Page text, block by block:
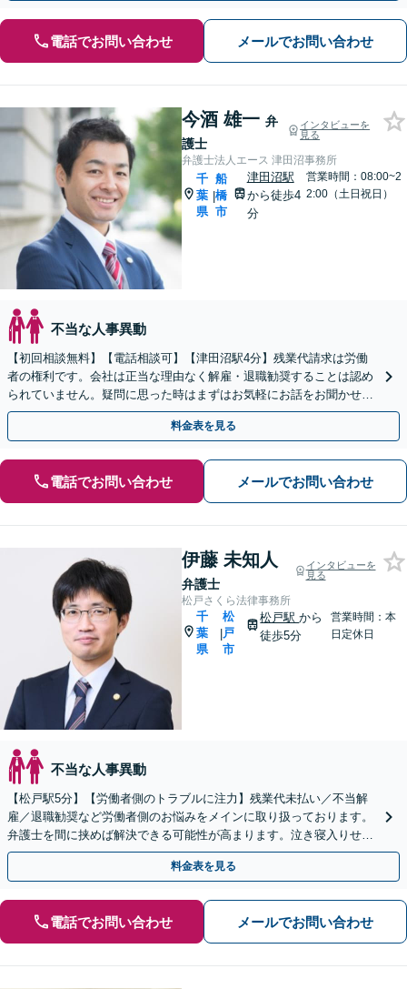
電話でお問い合わせ メールでお問い合わせ
今酒 雄一 弁
護士
インタビューを
見る
弁護士法人エース 津田沼事務所
千
葉
県
|
船
橋
市
津田沼駅
から徒歩4
分
営業時間：08:00~2
2:00（土日祝日）
不当な人事異動
【初回相談無料】【電話相談可】【津田沼駅4分】残業代請求は労働
者の権利です。会社は正当な理由なく解雇・退職勧奨することは認め
られていません。疑問に思った時はまずはお気軽にお話をお聞かせく
ださい。
料金表を見る
電話でお問い合わせ メールでお問い合わせ
伊藤 未知人
弁護士
インタビューを
見る
松戸さくら法律事務所
千
葉
県
|
松
戸
市
松戸駅から
徒歩5分
営業時間：本
日定休日
不当な人事異動
【松戸駅5分】【労働者側のトラブルに注力】残業代未払い／不当解
雇／退職勧奨など労働者側のお悩みをメインに取り扱っております。
弁護士を間に挟めば解決できる可能性が高まります。泣き寝入りせず
ご相談ください。【初回相談無料】【夜間・休日相談可能】
料金表を見る
電話でお問い合わせ メールでお問い合わせ